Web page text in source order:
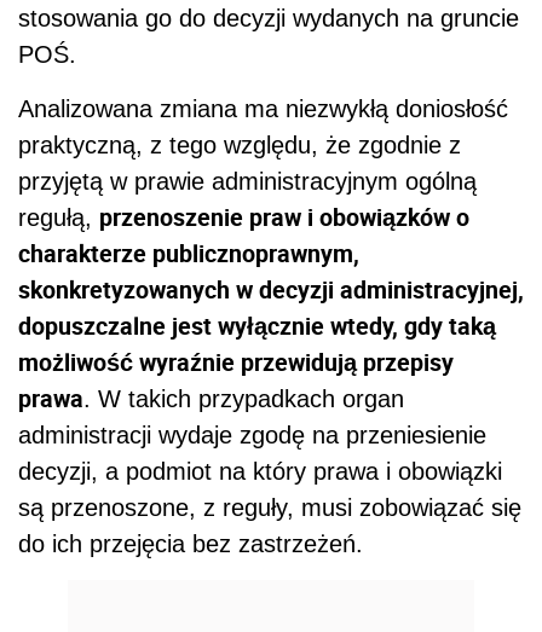
stosowania go do decyzji wydanych na gruncie
POŚ.
Analizowana zmiana ma niezwykłą doniosłość
praktyczną, z tego względu, że zgodnie z
przyjętą w prawie administracyjnym ogólną
regułą, przenoszenie praw i obowiązków o
charakterze publicznoprawnym,
skonkretyzowanych w decyzji administracyjnej,
dopuszczalne jest wyłącznie wtedy, gdy taką
możliwość wyraźnie przewidują przepisy
prawa. W takich przypadkach organ
administracji wydaje zgodę na przeniesienie
decyzji, a podmiot na który prawa i obowiązki
są przenoszone, z reguły, musi zobowiązać się
do ich przejęcia bez zastrzeżeń.